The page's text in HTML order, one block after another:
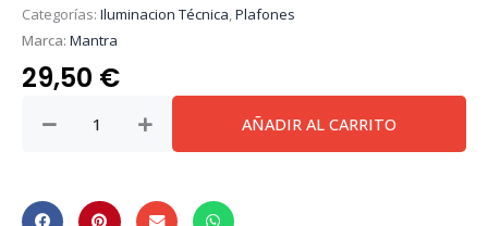
Categorías: Iluminacion Técnica,Plafones
Marca: Mantra
29,50 €
Superficie
Led
AÑADIR AL CARRITO